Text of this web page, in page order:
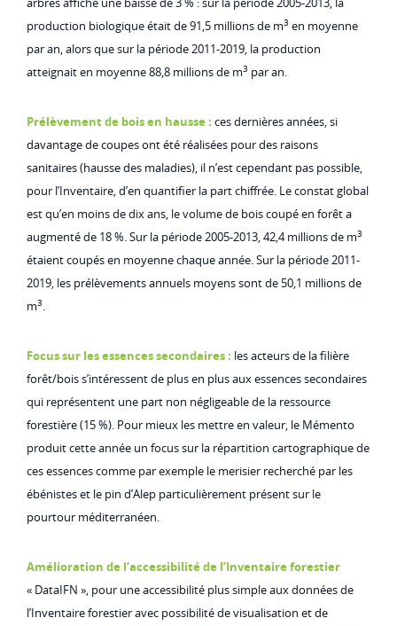
production biologique était de 91,5 millions de m3 en moyenne
par an, alors que sur la période 2011-2019, la production
atteignait en moyenne 88,8 millions de m3 par an.
Prélèvement de bois en hausse : ces dernières années, si
davantage de coupes ont été réalisées pour des raisons
sanitaires (hausse des maladies), il n’est cependant pas possible,
pour l’Inventaire, d’en quantifier la part chiffrée. Le constat global
est qu’en moins de dix ans, le volume de bois coupé en forêt a
augmenté de 18 %. Sur la période 2005-2013, 42,4 millions de m3
étaient coupés en moyenne chaque année. Sur la période 2011-
2019, les prélèvements annuels moyens sont de 50,1 millions de
m3.
Focus sur les essences secondaires : les acteurs de la filière
forêt/bois s’intéressent de plus en plus aux essences secondaires
qui représentent une part non négligeable de la ressource
forestière (15 %). Pour mieux les mettre en valeur, le Mémento
produit cette année un focus sur la répartition cartographique de
ces essences comme par exemple le merisier recherché par les
ébénistes et le pin d’Alep particulièrement présent sur le
pourtour méditerranéen.
Amélioration de l’accessibilité de l’Inventaire forestier
« DataIFN », pour une accessibilité plus simple aux données de
l’Inventaire forestier avec possibilité de visualisation et de